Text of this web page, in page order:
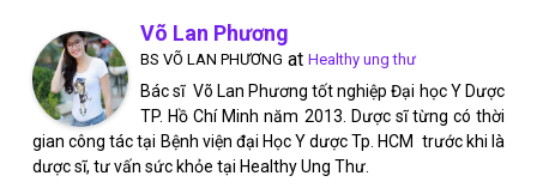
Võ Lan Phương
BS VÕ LAN PHƯƠNG at Healthy ung thư
Bác sĩ Võ Lan Phương tốt nghiệp Đại học Y Dược
TP. Hồ Chí Minh năm 2013. Dược sĩ từng có thời
gian công tác tại Bệnh viện đại Học Y dược Tp. HCM trước khi là
dược sĩ, tư vấn sức khỏe tại Healthy Ung Thư.